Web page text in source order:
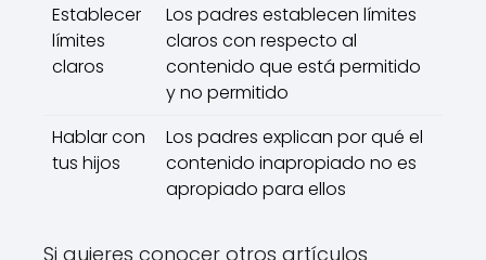
Establecer
límites
claros
Los padres establecen límites
claros con respecto al
contenido que está permitido
y no permitido
Hablar con
tus hijos
Los padres explican por qué el
contenido inapropiado no es
apropiado para ellos
Si quieres conocer otros artículos